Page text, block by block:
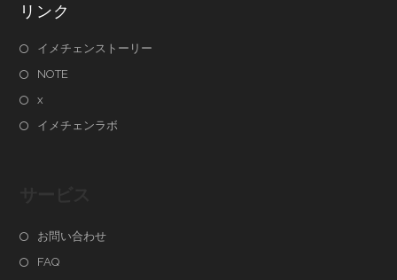
リンク
イメチェンストーリー
NOTE
x
イメチェンラボ
お問い合わせ
FAQ